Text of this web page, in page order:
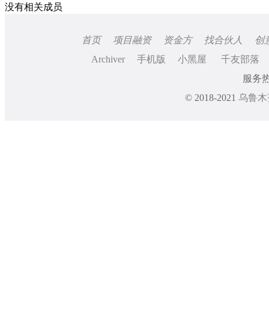
没有相关成员
首页 项目融资 资金方 找合伙人
创
Archiver
手机版 小黑屋
千友部落
服务
© 2018-2021 乌鲁